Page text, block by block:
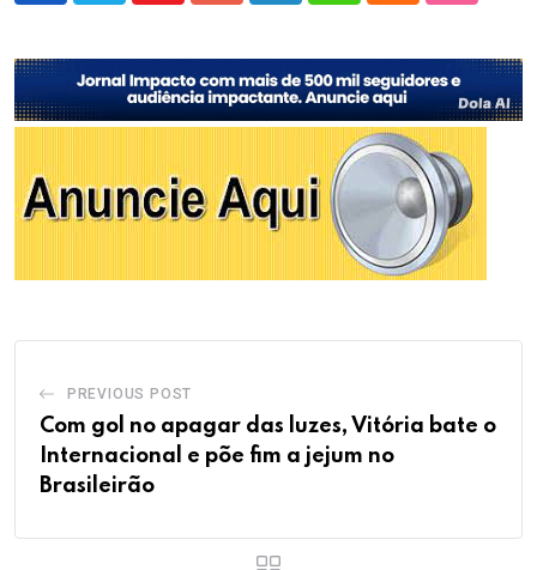
PREVIOUS POST
Com gol no apagar das luzes, Vitória bate o
Internacional e põe fim a jejum no
Brasileirão